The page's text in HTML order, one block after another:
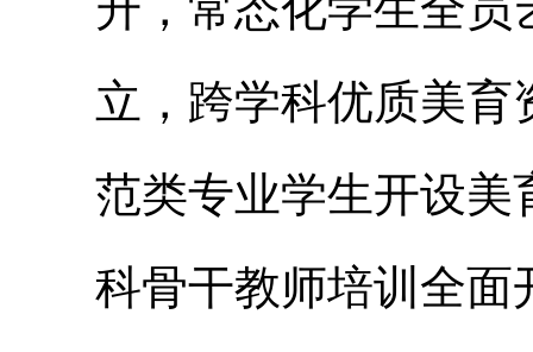
立，跨学科优质美
范类专业学生开设美
科骨干教师培训全面